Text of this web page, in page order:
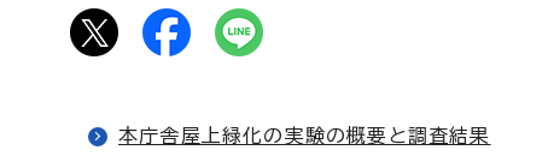
本庁舎屋上緑化の実験の概要と調査結果